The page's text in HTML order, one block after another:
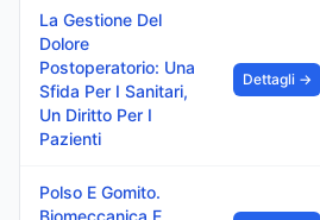
La Gestione Del
Dolore
Postoperatorio: Una
Sfida Per I Sanitari,
Un Diritto Per I
Pazienti
Dettagli →
Polso E Gomito.
Biomeccanica E